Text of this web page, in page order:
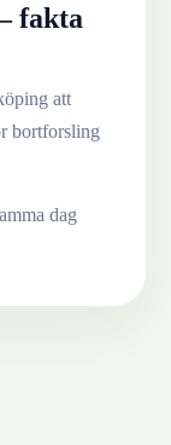
fakta
att
bortforsling
dag